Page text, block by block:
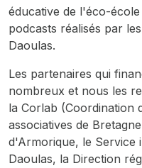
éducative de l'éco-
podcasts réalisés par
Daoulas.
Les partenaires qui
nombreux et nous les
la Corlab (Coordination
associatives de
d'Armorique, le Service
Daoulas, la Direction